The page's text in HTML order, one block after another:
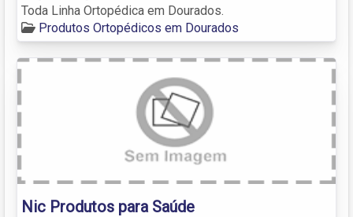
Toda Linha Ortopédica em Dourados.
Produtos Ortopédicos em Dourados
Nic Produtos para Saúde